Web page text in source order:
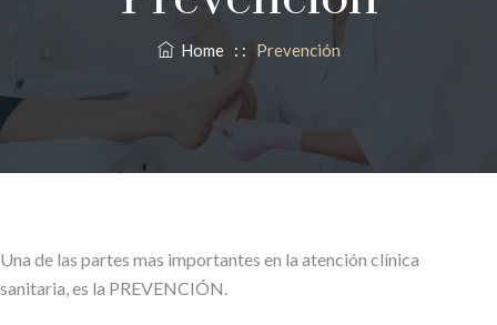
Home: : Prevención
Una de las partes mas importantes en la atención clínica
sanitaria, es la PREVENCIÓN.